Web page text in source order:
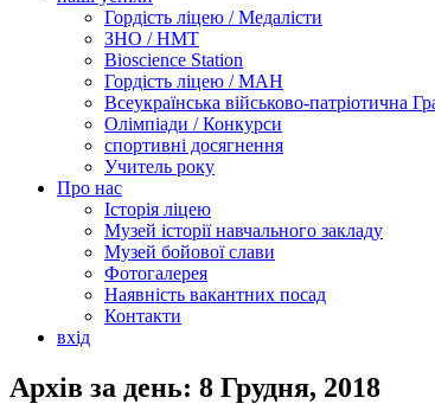
Гордість ліцею / Медалісти
ЗНО / НМТ
Bioscience Station
Гордість ліцею / МАН
Всеукраїнська військово-патріотична
Олімпіади / Конкурси
спортивні досягнення
Учитель року
Про нас
Історія ліцею
Музей історії навчального закладу
Музей бойової слави
Фотогалерея
Наявність вакантних посад
Контакти
вхід
Архів за день: 8 Грудня, 2018